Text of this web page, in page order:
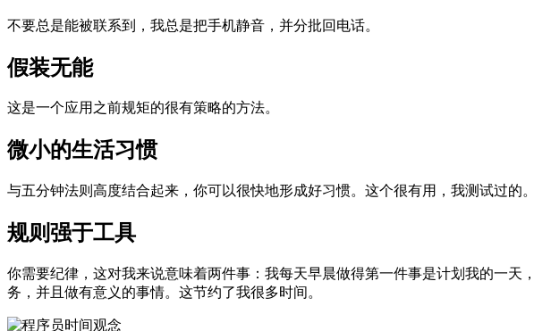
不要总是能被联系到，我总是把手机静音，并分批回电话。
假装无能
这是一个应用之前规矩的很有策略的方法。
微小的生活习惯
与五分钟法则高度结合起来，你可以很快地形成好习惯。这个很有用，我测试过的。
规则强于工具
你需要纪律，这对我来说意味着两件事：我每天早晨做得第一件事是计划我的一
务，并且做有意义的事情。这节约了我很多时间。